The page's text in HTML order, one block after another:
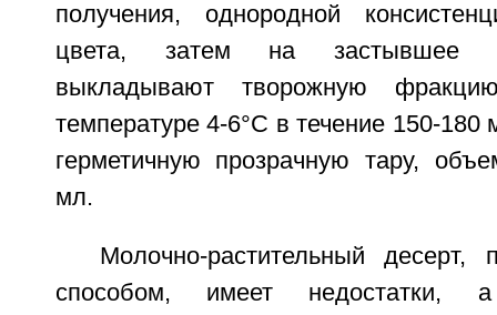
получения, однородной
цвета, затем на застывшее
выкладывают творожную
температуре 4-6°С в течение 150-
герметичную прозрачную тару,
мл.
Молочно-растительный десерт,
способом, имеет недостатки,